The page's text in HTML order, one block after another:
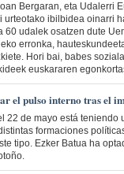
Bergaran, eta Udalerri
urteotako ibilbidea oinarri
60 udalek osatzen dute
erronka,
Hori bai, babes
euskararen
el pulso interno tras el
22 de mayo está teniendo
formaciones
tipo. Ezker Batua ha